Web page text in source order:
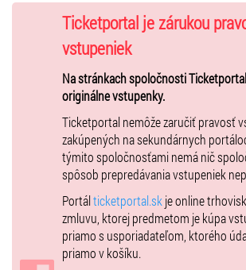
Deti do 6 rokov majú vstup zdarma.
Držitelia preukazu ZŤP majú vstup zdarma.
Príďte si užiť výbornú atmosféru, skvelú hudbu a
Lečo Feste 2026
Organizátor si vyhradzuje právo nevrátiť vstupné
vstupenky bez ohľadu na okolnosti
Ticketportal je zárukou
vstupeniek
Na stránkach spoločnosti
originálne vstupenky.
Ticketportal nemôže zaručiť pravosť
zakúpených na sekundárnych
týmito spoločnosťami nemá nič
spôsob prepredávania vstupeniek
Portálticketportal.skje online
zmluvu, ktorej predmetom je kúpa
priamo s usporiadateľom, ktorého
priamo v košíku.